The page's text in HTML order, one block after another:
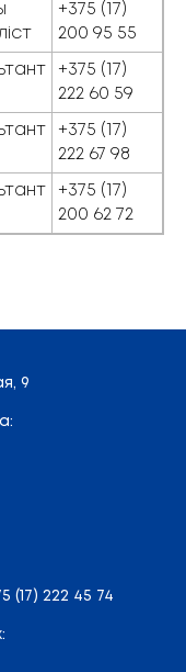
+375 (17)
200 95 55
+375 (17)
222 60 59
+375 (17)
222 67 98
+375 (17)
200 62 72
9
(17) 222 45 74